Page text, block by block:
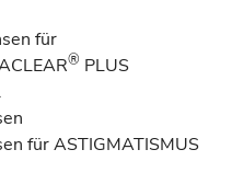
für
® PLUS
für ASTIGMATISMUS